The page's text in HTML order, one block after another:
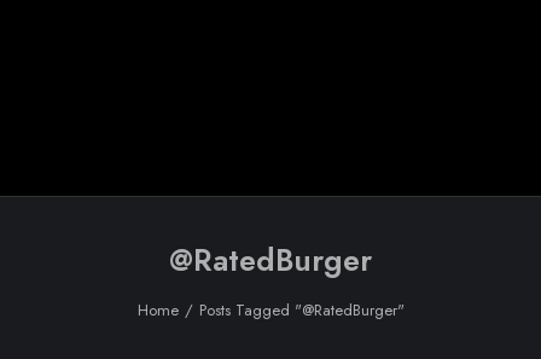
@RatedBurger
Home Posts Tagged "@RatedBurger"